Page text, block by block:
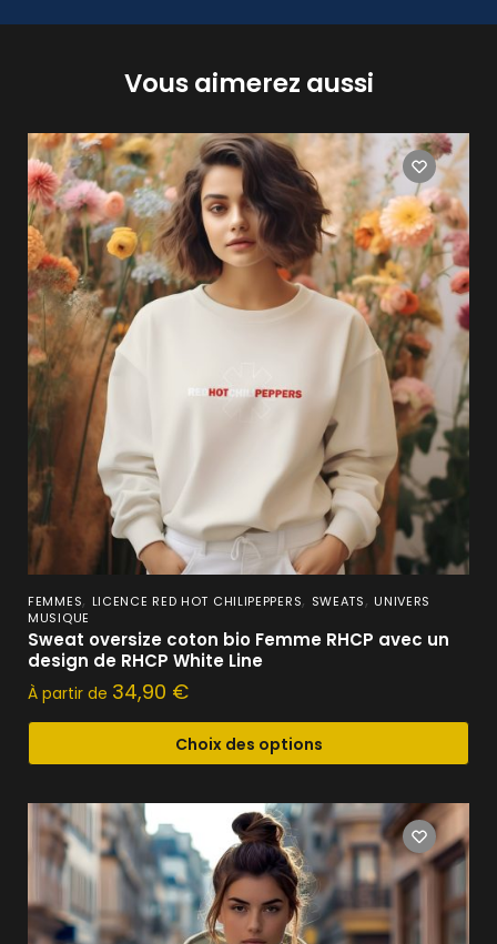
Vous aimerez aussi
FEMMES, LICENCE RED HOT CHILIPEPPERS, SWEATS, UNIVERS
MUSIQUE
Sweat oversize coton bio Femme RHCP avec un
design de RHCP White Line
À partir de 34,90 €
Choix des options